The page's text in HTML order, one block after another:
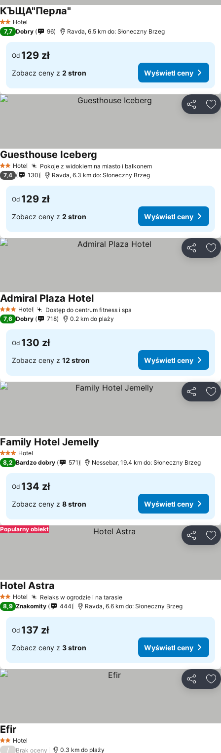
2 Kategoria
Hotel
КЪЩА"Перла"
7,7 Dobry 96 Ravda, 6.5 km do: Słoneczny Brzeg
Od 129 zł
Zobacz ceny z 2 stron Wyświetl ceny
2 Kategoria
Hotel Pokoje z widokiem na miasto i balkonem
Guesthouse Iceberg
7,4 130 Ravda, 6.3 km do: Słoneczny Brzeg
Od 129 zł
Zobacz ceny z 2 stron Wyświetl ceny
3 Kategoria
Hotel Dostęp do centrum fitness i spa
Admiral Plaza Hotel
7,6 Dobry 718 0.2 km do plaży
Od 130 zł
Zobacz ceny z 12 stron Wyświetl ceny
3 Kategoria
Hotel
Family Hotel Jemelly
8,2 Bardzo dobry 571 Nessebar, 19.4 km do: Słoneczny Brzeg
Od 134 zł
Zobacz ceny z 8 stron Wyświetl ceny
Popularny obiekt
2 Kategoria
Hotel Relaks w ogrodzie i na tarasie
Hotel Astra
8,9 Znakomity 444 Ravda, 6.6 km do: Słoneczny Brzeg
Od 137 zł
Zobacz ceny z 3 stron Wyświetl ceny
2 Kategoria
Hotel
Efir
/ Brak oceny 0.3 km do plaży